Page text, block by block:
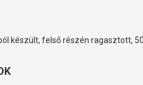
készült, felső részén ragasztott,